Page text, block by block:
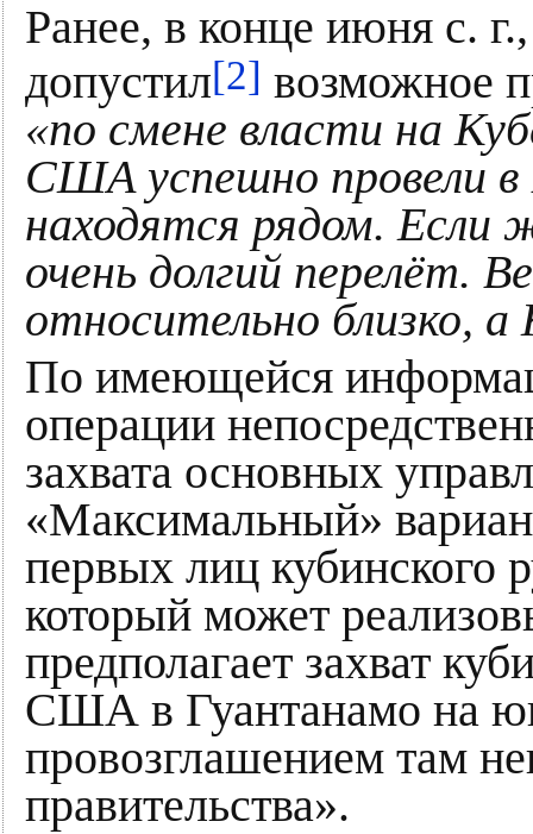
Ранее, в конце июня с.
допустил[2] возможное
«по смене власти на
США успешно провели
находятся рядом.
очень долгий перелёт.
относительно близко,
По имеющейся
операции
захвата основных
«Максимальный»
первых лиц кубинского
который может
предполагает захват
США в Гуантанамо на
провозглашением там
правительства».